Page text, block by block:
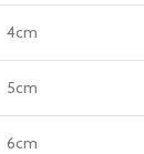
4cm
5cm
6cm